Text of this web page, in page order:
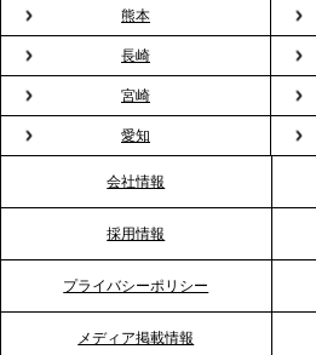
2026.1.26
プレスリリースのご案内｜もう
まない。職場のバレンタインを
厚生”化。採用にも効く新スタイ
2026.1.23
RKB毎日放送「RKB NEWS」
巻きケータリング」が紹介され
2026.1.20
熊本
長崎
宮崎
愛知
会社情報
採用情報
プライバシーポリシー
メディア掲載情報